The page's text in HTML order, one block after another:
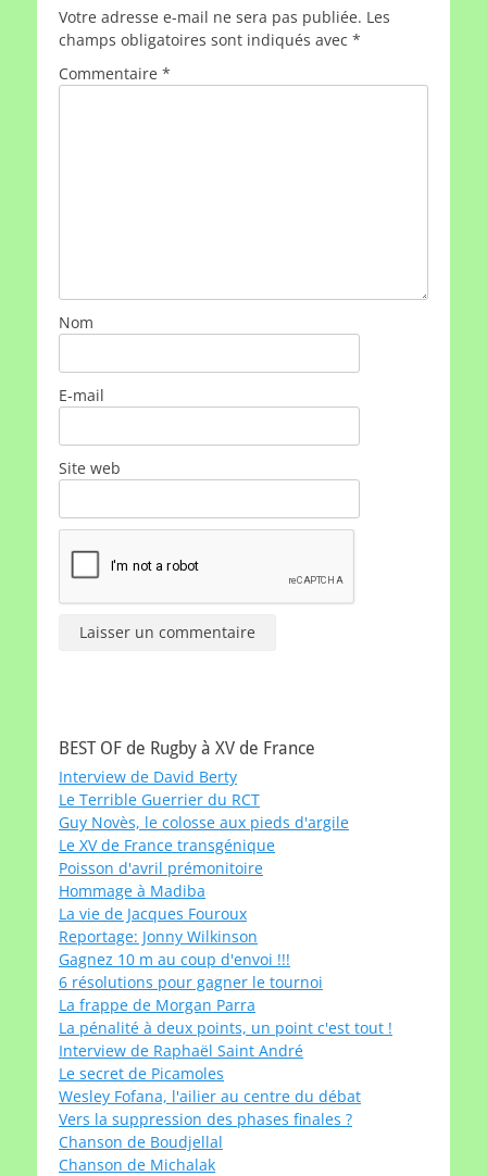
Votre adresse e-mail ne sera pas publiée. Les
champs obligatoires sont indiqués avec *
Commentaire *
Nom
E-mail
Site web
BEST OF de Rugby à XV de France
Interview de David Berty
Le Terrible Guerrier du RCT
Guy Novès, le colosse aux pieds d'argile
Le XV de France transgénique
Poisson d'avril prémonitoire
Hommage à Madiba
La vie de Jacques Fouroux
Reportage: Jonny Wilkinson
Gagnez 10 m au coup d'envoi !!!
6 résolutions pour gagner le tournoi
La frappe de Morgan Parra
La pénalité à deux points, un point c'est tout !
Interview de Raphaël Saint André
Le secret de Picamoles
Wesley Fofana, l'ailier au centre du débat
Vers la suppression des phases finales ?
Chanson de Boudjellal
Chanson de Michalak